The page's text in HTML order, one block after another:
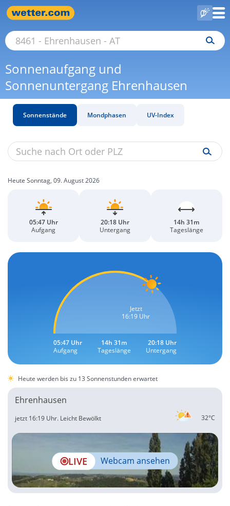
Sonnenaufgang und
Sonnenuntergang Ehrenhausen
Sonnenstände Mondphasen UV-Index
Heute Sonntag, 09. August 2026
05:47 Uhr
Aufgang
20:18 Uhr
Untergang
14h 31m
Tageslänge
Jetzt
16:19 Uhr
05:47 Uhr
Aufgang
14h 31m
Tageslänge
20:18 Uhr
Untergang
Heute werden bis zu 13 Sonnenstunden erwartet
Ehrenhausen
32°C
jetzt 16:19 Uhr. Leicht Bewölkt
LIVE Webcam ansehen